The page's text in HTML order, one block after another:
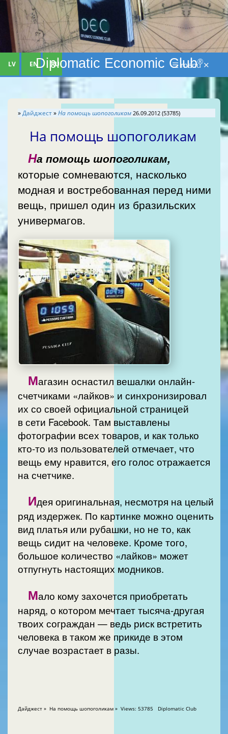
Diplomatic Economic Club®
LV EN RU ☰ menu ✕
»Дайджест»На помощь шопоголикам 26.09.2012 (53785)
На помощь шопоголикам
На помощь шопоголикам,
которые сомневаются, насколько
модная и востребованная перед ними
вещь, пришел один из бразильских
универмагов.
Магазин оснастил вешалки онлайн-
счетчиками «лайков» и синхронизировал
их со своей официальной страницей
в сети Facebook. Там выставлены
фотографии всех товаров, и как только
кто-то из пользователей отмечает, что
вещь ему нравится, его голос отражается
на счетчике.
Идея оригинальная, несмотря на целый
ряд издержек. По картинке можно оценить
вид платья или рубашки, но не то, как
вещь сидит на человеке. Кроме того,
большое количество «лайков» может
отпугнуть настоящих модников.
Мало кому захочется приобретать
наряд, о котором мечтает тысяча-другая
твоих сограждан — ведь риск встретить
человека в таком же прикиде в этом
случае возрастает в разы.
Дайджест » На помощь шопоголикам » Views: 53785 Diplomatic Club